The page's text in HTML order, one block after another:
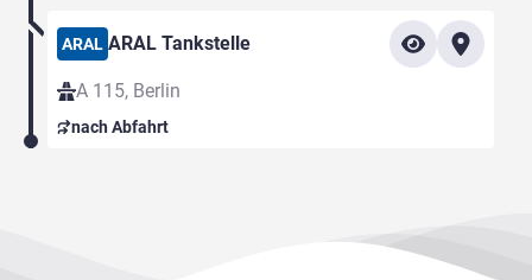
ARAL ARAL Tankstelle
A 115, Berlin
nach Abfahrt